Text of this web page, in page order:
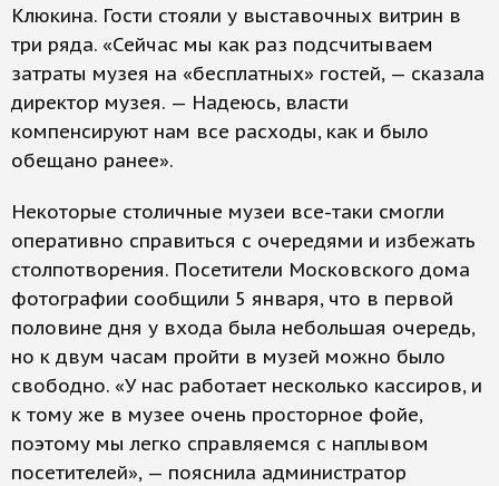
Клюкина. Гости стояли у выставочных витрин в
три ряда. «Сейчас мы как раз подсчитываем
затраты музея на «бесплатных» гостей, — сказала
директор музея. — Надеюсь, власти
компенсируют нам все расходы, как и было
обещано ранее».
Некоторые столичные музеи все-таки смогли
оперативно справиться с очередями и избежать
столпотворения. Посетители Московского дома
фотографии сообщили 5 января, что в первой
половине дня у входа была небольшая очередь,
но к двум часам пройти в музей можно было
свободно. «У нас работает несколько кассиров, и
к тому же в музее очень просторное фойе,
поэтому мы легко справляемся с наплывом
посетителей», — пояснила администратор